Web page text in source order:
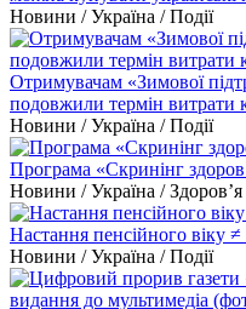
Новини / Україна / Події
Отримувачам «Зимової
подовжили термін витрати
Новини / Україна / Події
Програма «Скринінг
Новини / Україна / Здоров’я
Настання пенсійного віку ≠
Новини / Україна / Події